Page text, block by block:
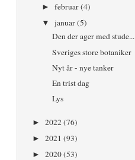
►februar(4)
▼januar(5)
Den der ager med stude...
Sveriges store botaniker
Nyt år - nye tanker
En trist dag
Lys
► 2022(76)
► 2021 (93)
► 2020(53)